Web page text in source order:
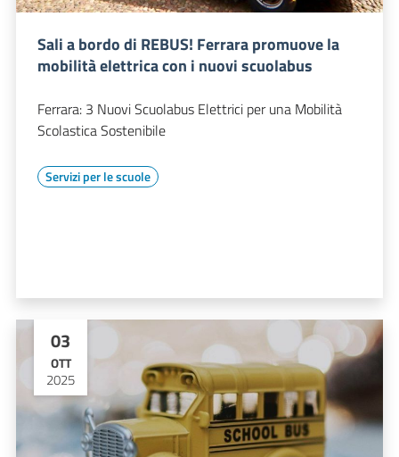
Sali a bordo di REBUS! Ferrara promuove la
mobilità elettrica con i nuovi scuolabus
Ferrara: 3 Nuovi Scuolabus Elettrici per una Mobilità
Scolastica Sostenibile
Servizi per le scuole
03
OTT
2025